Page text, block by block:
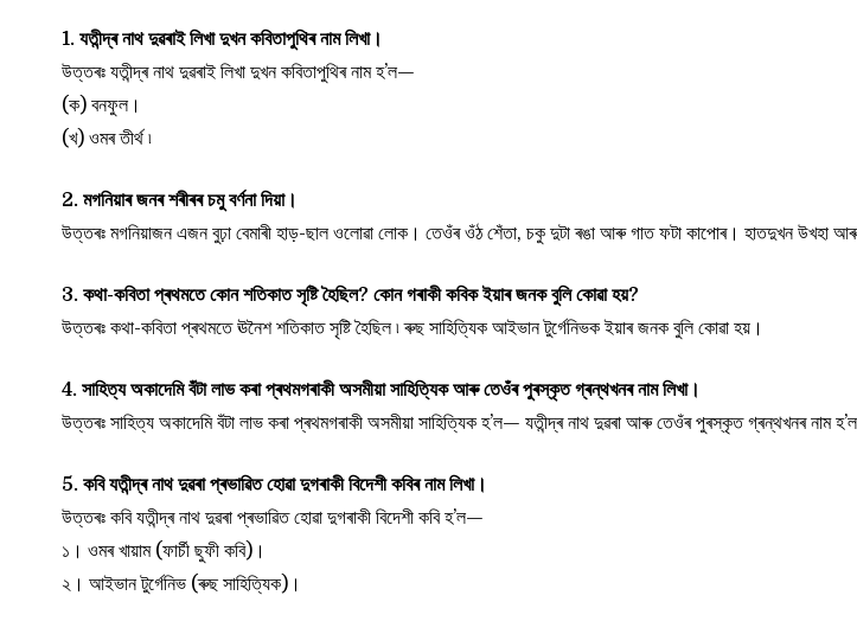
1. যতীন্দ্ৰ নাথ দুৱৰাই লিখা দুখন কবিতাপুথিৰ নাম লিখা।
উত্তৰঃ যতীন্দ্ৰ নাথ দুৱৰাই লিখা দুখন কবিতাপুথিৰ নাম হ’ল—
(ক) বনফুল।
(খ) ওমৰ তীৰ্থ ৷
2. মগনিয়াৰ জনৰ শৰীৰৰ চমু বৰ্ণনা দিয়া।
উত্তৰঃ মগনিয়াজন এজন বুঢ়া বেমাৰী হাড়-ছাল ওলোৱা লোক। তেওঁৰ ওঁঠ শেঁতা, চকু দুটা ৰঙা আৰু গাত ফটা কাপোৰ। হাতদুখন উখহা
3. কথা-কবিতা প্ৰথমতে কোন শতিকাত সৃষ্টি হৈছিল? কোন গৰাকী কবিক ইয়াৰ জনক বুলি কোৱা হয়?
উত্তৰঃ কথা-কবিতা প্ৰথমতে ঊনৈশ শতিকাত সৃষ্টি হৈছিল ৷ ৰুছ সাহিত্যিক আইভান টুৰ্গেনিভক ইয়াৰ জনক বুলি কোৱা হয়।
4. সাহিত্য অকাদেমি বঁটা লাভ কৰা প্ৰথমগৰাকী অসমীয়া সাহিত্যিক আৰু তেওঁৰ পুৰস্কৃত গ্ৰন্থখনৰ নাম লিখা।
উত্তৰঃ সাহিত্য অকাদেমি বঁটা লাভ কৰা প্ৰথমগৰাকী অসমীয়া সাহিত্যিক হ’ল— যতীন্দ্ৰ নাথ দুৱৰা আৰু তেওঁৰ পুৰস্কৃত গ্ৰন্থখনৰ নাম
5. কবি যতীন্দ্ৰ নাথ দুৱৰা প্ৰভাৱিত হোৱা দুগৰাকী বিদেশী কবিৰ নাম লিখা।
উত্তৰঃ কবি যতীন্দ্ৰ নাথ দুৱৰা প্ৰভাৱিত হোৱা দুগৰাকী বিদেশী কবি হ’ল—
১। ওমৰ খায়াম (ফাৰ্চী ছুফী কবি)।
২। আইভান টুৰ্গেনিভ (ৰুছ সাহিত্যিক)।